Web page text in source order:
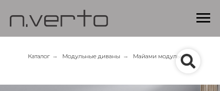
Каталог → Модульные диваны → Майами модульный